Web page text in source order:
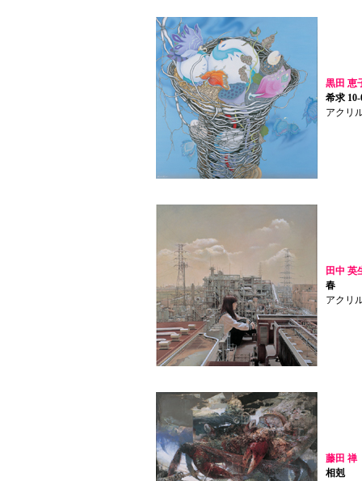
黒田 恵
希求 10-
アクリ
田中 英
春
アクリ
藤田 禅
相剋